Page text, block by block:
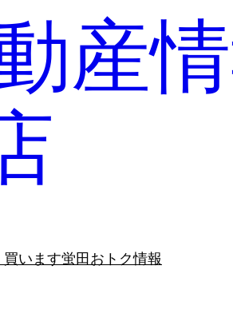
産
います蛍田おトク情報